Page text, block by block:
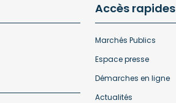
Accès rapides
Marchés Publics
Espace presse
Démarches en ligne
Actualités